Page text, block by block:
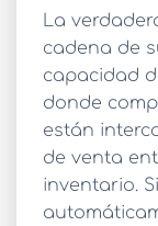
La
cadena de
capacidad
donde
están
de venta
inventario.